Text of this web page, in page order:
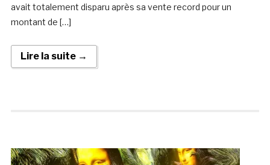
avait totalement disparu après sa vente record pour un
montant de […]
Lire la suite →